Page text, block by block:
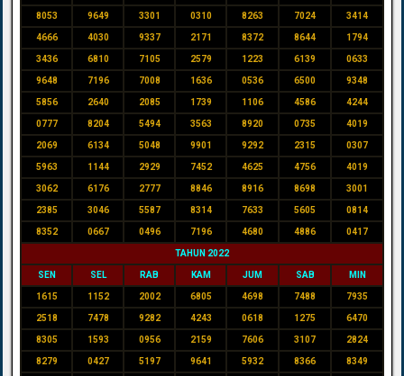
8053 9649 3301 0310 8263 7024 3414
4666 4030 9337 2171 8372 8644 1794
3436 6810 7105 2579 1223 6139 0633
9648 7196 7008 1636 0536 6500 9348
5856 2640 2085 1739 1106 4586 4244
0777 8204 5494 3563 8920 0735 4019
2069 6134 5048 9901 9292 2315 0307
5963 1144 2929 7452 4625 4756 4019
3062 6176 2777 8846 8916 8698 3001
2385 3046 5587 8314 7633 5605 0814
8352 0667 0496 7196 4680 4886 0417
TAHUN 2022
SEN SEL RAB KAM JUM SAB MIN
1615 1152 2002 6805 4698 7488 7935
2518 7478 9282 4243 0618 1275 6470
8305 1593 0956 2159 7606 3107 2824
8279 0427 5197 9641 5932 8366 8349